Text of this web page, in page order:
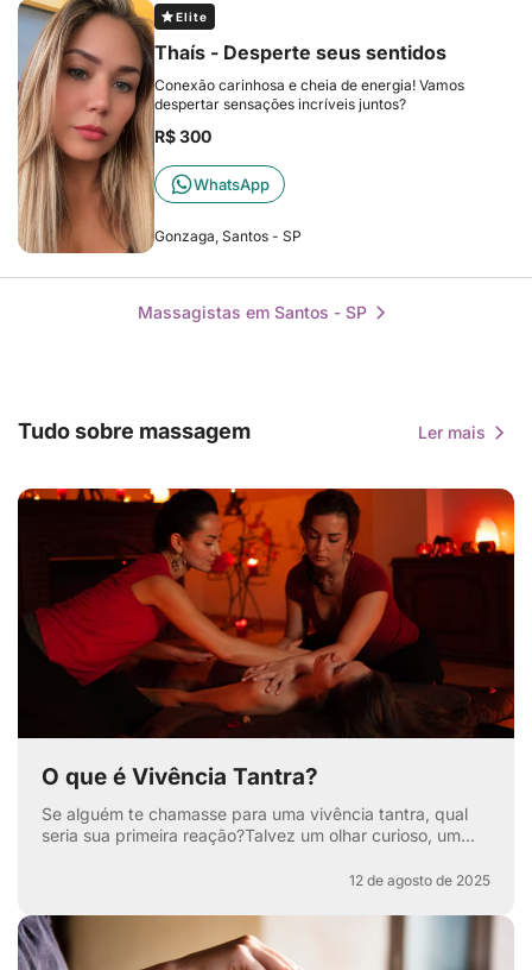
Elite
Thaís - Desperte seus sentidos
Conexão carinhosa e cheia de energia! Vamos
despertar sensações incríveis juntos?
R$ 300
WhatsApp
Gonzaga, Santos - SP
Massagistas em Santos - SP
Tudo sobre massagem Ler mais
O que é Vivência Tantra?
Se alguém te chamasse para uma vivência tantra, qual
seria sua primeira reação?Talvez um olhar curioso, um
12 de agosto de 2025